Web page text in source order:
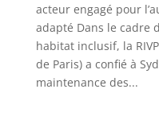
acteur engagé pour
adapté Dans le cadre
habitat inclusif, la
de Paris) a confié à
maintenance des...